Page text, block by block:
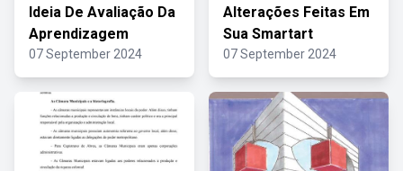
Ideia De Avaliação Da
Aprendizagem
07 September 2024
Alterações Feitas Em
Sua Smartart
07 September 2024